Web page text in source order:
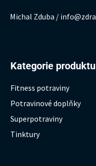
Michal Zduba /
Kategorie produktu
Fitness potraviny
Potravinové doplňky
Superpotraviny
Tinktury